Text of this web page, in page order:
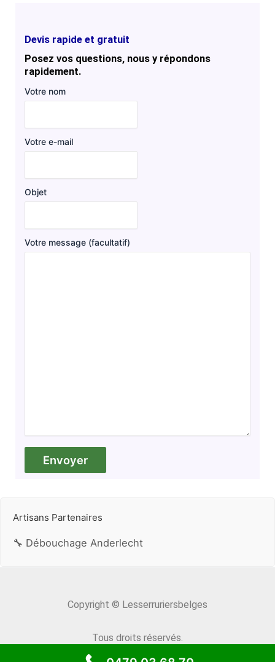
Devis rapide et gratuit
Posez vos questions, nous y répondons
rapidement.
Votre nom
Votre e-mail
Objet
Votre message (facultatif)
Artisans Partenaires
🔧 Débouchage Anderlecht
Copyright © Lesserruriersbelges
Tous droits réservés.